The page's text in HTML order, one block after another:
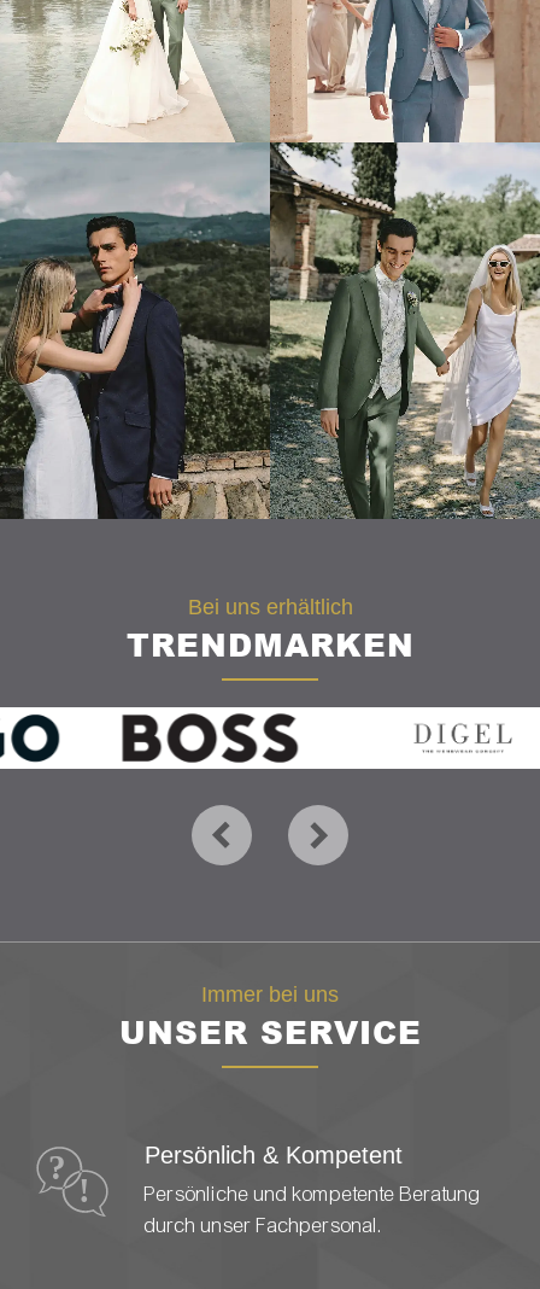
Bei uns erhältlich
TRENDMARKEN
Immer bei uns
UNSER SERVICE
Persönlich & Kompetent
Persönliche und kompetente Beratung
durch unser Fachpersonal.